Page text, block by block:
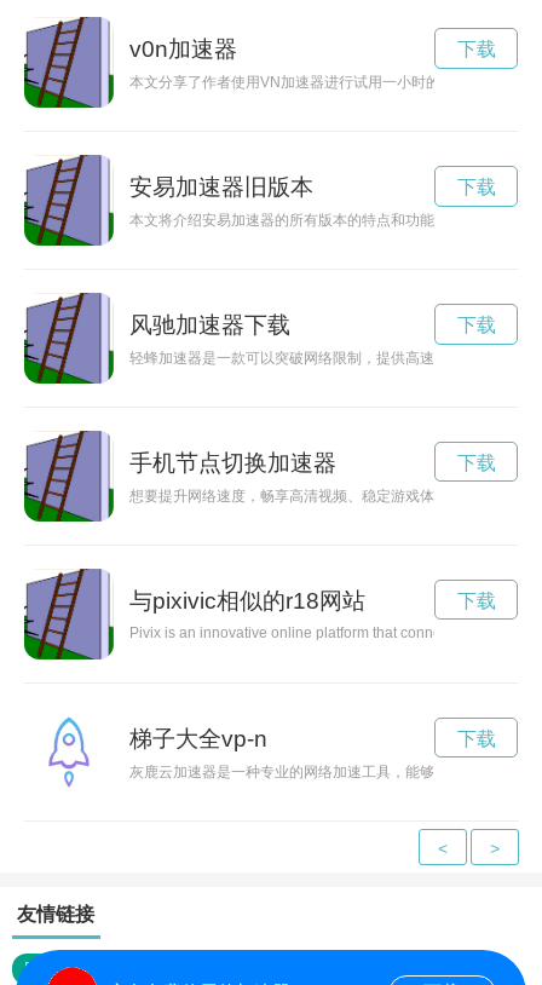
v0n加速器
本文分享了作者使用VN加速器进行试用一小时的体验，以及通
下载
安易加速器旧版本
本文将介绍安易加速器的所有版本的特点和功能，帮助用户选
下载
风驰加速器下载
轻蜂加速器是一款可以突破网络限制，提供高速稳定上网体验
下载
手机节点切换加速器
想要提升网络速度，畅享高清视频、稳定游戏体验？电驰加速
下载
与pixivic相似的r18网站
Pivix is an innovative online platform that connects digital
下载
梯子大全vp-n
灰鹿云加速器是一种专业的网络加速工具，能够帮助用户快速
下载
< >
友情链接
网站地图